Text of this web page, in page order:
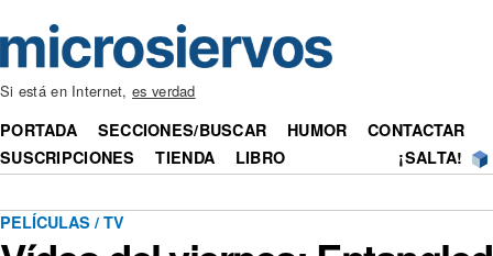
Si está en Internet,es verdad
PORTADA SECCIONES/BUSCAR HUMOR
CONTACTAR
SUSCRIPCIONES
TIENDA LIBRO ¡SALTA!
PELÍCULAS / TV